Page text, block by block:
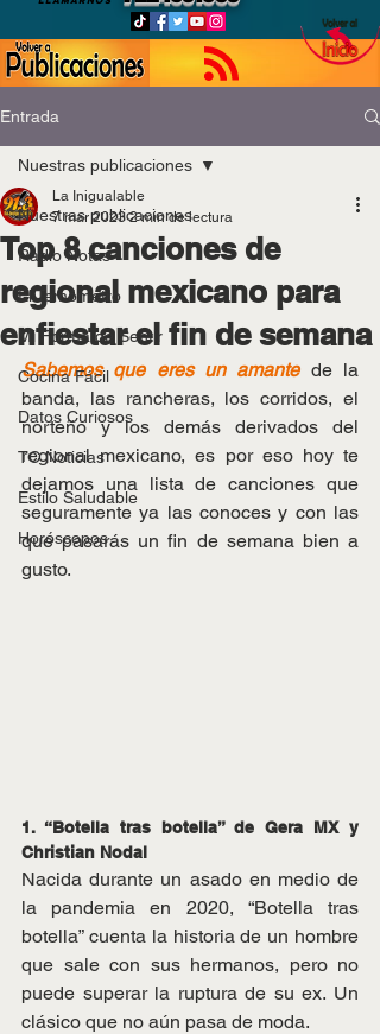
Entrada
Nuestras publicaciones
Radio Notas
El Temómetro
Mi Forma de Sentir
Cocina Fácil
Datos Curiosos
TC Noticias
Estilo Saludable
Horóscopos
Nuestras publicaciones
Top 8 canciones de
regional mexicano para
enfiestar el fin de semana
La Inigualable
7 mar 2023 2 min de lectura
Sabemos que eres un amante de la
banda, las rancheras, los corridos, el
norteño y los demás derivados del
regional mexicano, es por eso hoy te
dejamos una lista de canciones que
seguramente ya las conoces y con las
que pasarás un fin de semana bien a
gusto.
1. “Botella tras botella” de Gera MX y
Christian Nodal
Nacida durante un asado en medio de
la pandemia en 2020, “Botella tras
botella” cuenta la historia de un hombre
que sale con sus hermanos, pero no
puede superar la ruptura de su ex. Un
clásico que no aún pasa de moda.